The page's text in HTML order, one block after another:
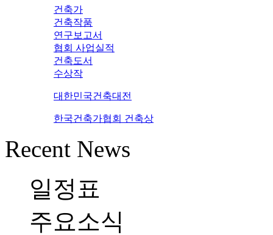
건축가
건축작품
연구보고서
협회 사업실적
건축도서
수상작
대한민국건축대전
한국건축가협회 건축상
Recent News
일정표
주요소식